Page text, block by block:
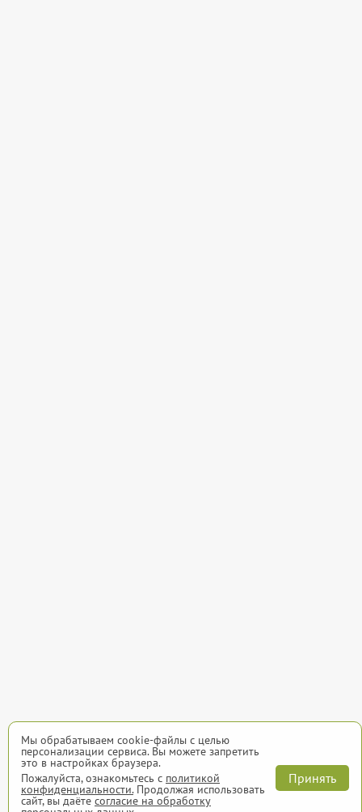
Мы обрабатываем cookie-файлы с целью
персонализации сервиса. Вы можете запретить
это в настройках браузера.
Пожалуйста, ознакомьтесь с политикой
конфиденциальности.Продолжая использовать
сайт, вы даёте согласие на обработку
Принять